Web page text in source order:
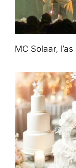
MC Solaar,